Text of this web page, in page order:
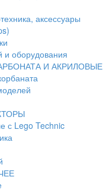
аксессуары
оборудования
И АКРИЛОВЫЕ
с Lego Technic